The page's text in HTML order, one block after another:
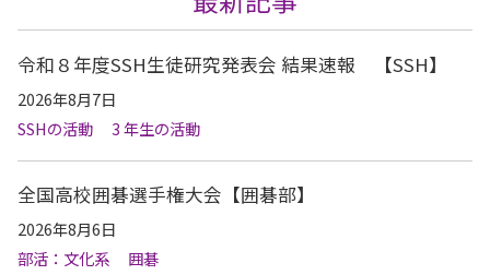
令和８年度SSH生徒研究発表会 結果速報 【SSH】
2026年8月7日
SSHの活動
3 年生の活動
全国高校囲碁選手権大会【囲碁部】
2026年8月6日
部活：文化系
囲碁